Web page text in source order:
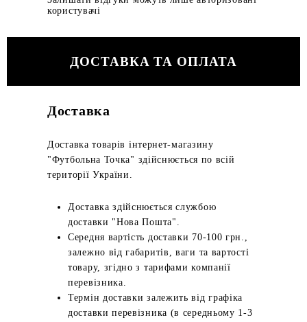
користувачі
ДОСТАВКА ТА ОПЛАТА
Доставка
Доставка товарів інтернет-магазину
"Футбольна Точка" здійснюється по всій
території України.
Доставка здійснюється службою
доставки "Нова Пошта".
Середня вартість доставки 70-100 грн.,
залежно від габаритів, ваги та вартості
товару, згідно з тарифами компанії
перевізника.
Термін доставки залежить від графіка
доставки перевізника (в середньому 1-3